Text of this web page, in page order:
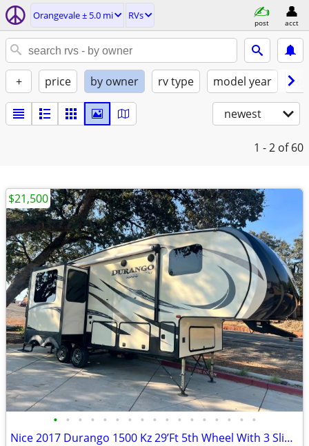
Orangevale ± 5.0 mi RVs
post acct
+ price by owner rv type model year
newest
1 - 2 of 60
• • • • • • • • • • • • • • • • •
Nice 2017 Durango 1500 Kz 29’Ft 5th Wheel With 3 Slide Outs Loaded.
$21,500